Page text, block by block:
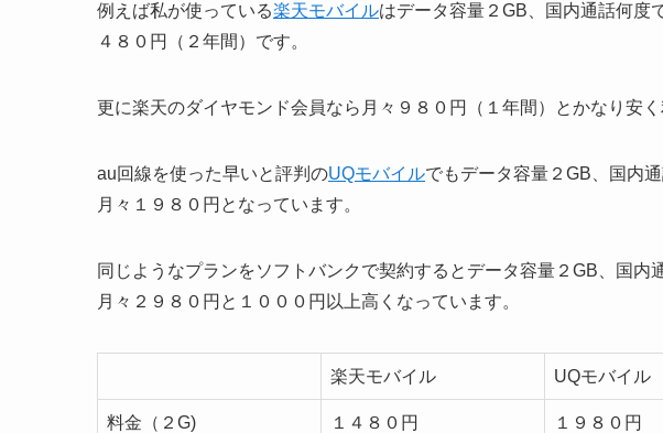
例えば私が使っている楽天モバイルはデータ容量２GB、国内通話何度
４８０円（２年間）です。
更に楽天のダイヤモンド会員なら月々９８０円（１年間）とかなり安
au回線を使った早いと評判のUQモバイルでもデータ容量２GB、国内
月々１９８０円となっています。
同じようなプランをソフトバンクで契約するとデータ容量２GB、国内
月々２９８０円と１０００円以上高くなっています。
楽天モバイル UQモバイル
料金（２G) １４８０円 １９８０円